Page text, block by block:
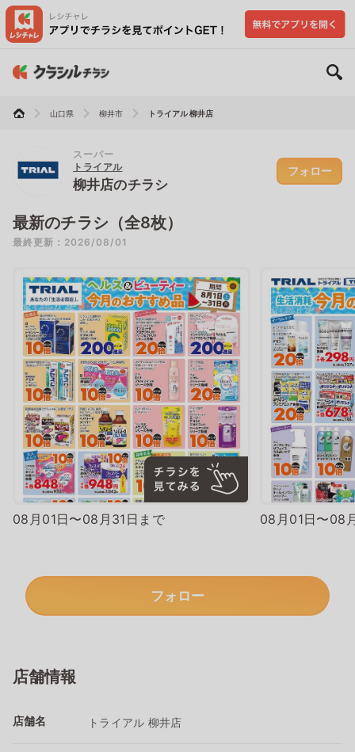
山口県 柳井市 トライアル 柳井店
スーパー
トライアル
柳井店のチラシ
フォロー
最新のチラシ（全8枚）
最終更新：2026/08/01
08月01日〜08月31日まで 08月01日〜08
フォロー
店舗情報
店舗名 トライアル 柳井店